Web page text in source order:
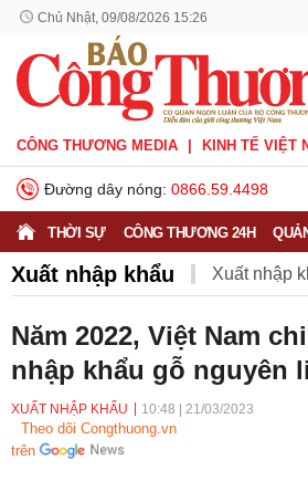
Chủ Nhật, 09/08/2026 15:26
CÔNG THƯƠNG MEDIA KINH TẾ VIỆT
Đường dây nóng: 0866.59.4498
THỜI SỰ CÔNG THƯƠNG 24H
Xuất nhập khẩu Xuất nhập
Xuất xứ hàng hóa Xúc tiến
Thương mại điện tử
Năm 2022, Việt Nam
nhập khẩu gỗ nguyên
XUẤT NHẬP KHẨU 10:48 21/03/2023
Theo dõi Congthuong.vn
trên